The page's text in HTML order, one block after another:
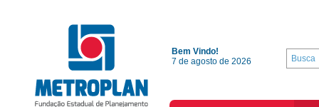
Bem Vindo!
7 de agosto de 2026